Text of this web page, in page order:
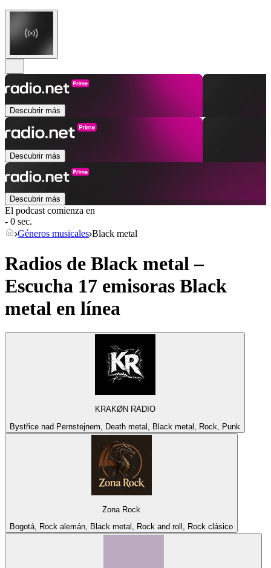
Descubrir más
Descubrir más
Descubrir más
El podcast comienza en
- 0 sec.
Géneros musicales Black metal
Radios de Black metal –
Escucha 17 emisoras Black
metal en línea
KRAKØN RADIO
Bystřice nad Pernstejnem, Death metal, Black metal, Rock, Punk
Zona Rock
Bogotá, Rock alemán, Black metal, Rock and roll, Rock clásico